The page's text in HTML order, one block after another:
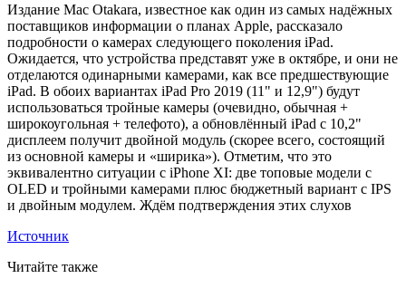
Издание Mac Otakara, известное как один из самых надёжных
поставщиков информации о планах Apple, рассказало
подробности о камерах следующего поколения iPad.
Ожидается, что устройства представят уже в октябре, и они не
отделаются одинарными камерами, как все предшествующие
iPad. В обоих вариантах iPad Pro 2019 (11" и 12,9") будут
использоваться тройные камеры (очевидно, обычная +
широкоугольная + телефото), а обновлённый iPad с 10,2"
дисплеем получит двойной модуль (скорее всего, состоящий
из основной камеры и «ширика»). Отметим, что это
эквивалентно ситуации с iPhone XI: две топовые модели с
OLED и тройными камерами плюс бюджетный вариант с IPS
и двойным модулем. Ждём подтверждения этих слухов
Источник
Читайте также